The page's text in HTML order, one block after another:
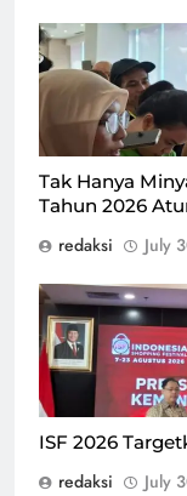
Direktur Jenderal
Kemendag, Iqbal
seusai
Festival (ISF)
Auditorium
(30/7)/Foto : Dok.
Tak Hanya
Tahun 2026
redaksi July
agenda
Kamar Dagang
Pariwisata
Kementerian
GPriority (Risma
ISF 2026
redaksi July